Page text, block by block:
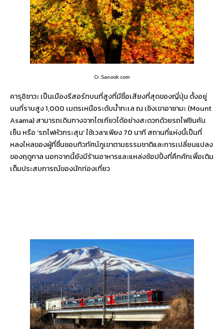
Cr. Sanook.com
คารุอิซาวะ เป็นเมืองรีสอร์ทบนที่สูงที่มีชื่อเสียงที่สุดของญี่ปุ่น ตั้งอยู่
บนที่ราบสูง 1,000 เมตรเหนือระดับน้ำทะเล ณ เชิงเขาอาซามะ (Mount
Asama) สามารถเดินทางจากโตเกียวได้อย่างสะดวกด้วยรถไฟชินคัน
เซ็น หรือ ‘รถไฟหัวกระสุน’ ใช้เวลาเพียง 70 นาที สถานที่แห่งนี้เป็นที่
หลงใหลของผู้ที่ชื่นชอบทิวทัศน์ภูเขาตามธรรมชาติและการเปลี่ยนแปลง
ของฤดูกาล นอกจากนี้ยังมีร้านอาหารและแหล่งช้อปปิ้งที่คึกคักเพื่อเติม
เต็มประสบการณ์ของนักท่องเที่ยว